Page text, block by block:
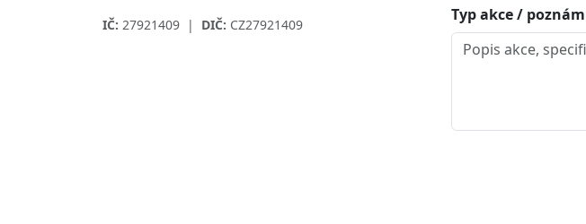
IČ: 27921409 | DIČ: CZ27921409
Typ akce /